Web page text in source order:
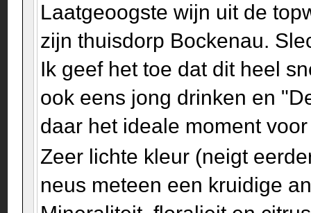
Laatgeoogste wijn uit de
zijn thuisdorp Bockenau.
Ik geef het toe dat dit heel
ook eens jong drinken en
daar het ideale moment
Zeer lichte kleur (neigt
neus meteen een kruidige